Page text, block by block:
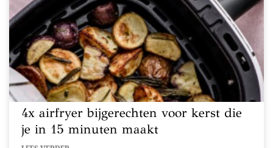
4x airfryer bijgerechten voor kerst die
je in 15 minuten maakt